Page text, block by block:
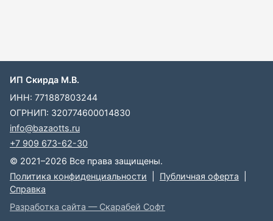
ИП Скирда М.В.
ИНН: 771887803244
ОГРНИП: 320774600014830
info@bazaotts.ru
+7 909 673-62-30
© 2021–2026 Все права защищены.
Политика конфиденциальности
Публичная оферта
Справка
Разработка сайта — Скарабей Софт